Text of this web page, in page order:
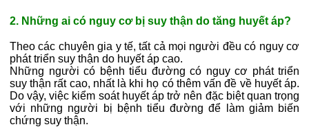
2. Những ai có nguy cơ bị suy thận do tăng huyết áp?
Theo các chuyên gia y tế, tất cả mọi người đều có nguy cơ
phát triển suy thận do huyết áp cao.
Những người có bệnh tiểu đường có nguy cơ phát triển
suy thận rất cao, nhất là khi họ có thêm vấn đề về huyết áp.
Do vậy, việc kiểm soát huyết áp trở nên đặc biệt quan trọng
với những người bị bệnh tiểu đường để làm giảm biến
chứng suy thận.